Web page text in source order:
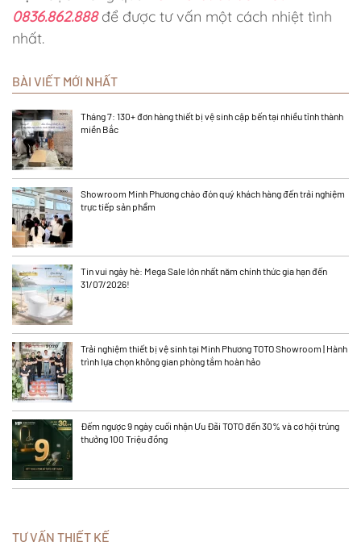
0836.862.888để được tư vấn một cách nhiệt tình
nhất.
BÀI VIẾT MỚI NHẤT
Tháng 7: 130+ đơn hàng thiết bị vệ sinh cập bến tại nhiều tỉnh thành
miền Bắc
Showroom Minh Phương chào đón quý khách hàng đến trải nghiệm
trực tiếp sản phẩm
Tin vui ngày hè: Mega Sale lớn nhất năm chính thức gia hạn đến
31/07/2026!
Trải nghiệm thiết bị vệ sinh tại Minh Phương TOTO Showroom | Hành
trình lựa chọn không gian phòng tắm hoàn hảo
Đếm ngược 9 ngày cuối nhận Ưu Đãi TOTO đến 30% và cơ hội trúng
thưởng 100 Triệu đồng
TƯ VẤN THIẾT KẾ